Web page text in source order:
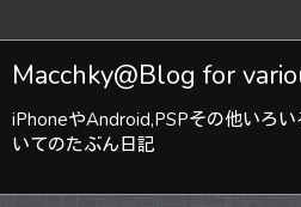
Macchky@Blog for
iPhoneやAndroid,PSPその他いろ
いてのたぶん日記